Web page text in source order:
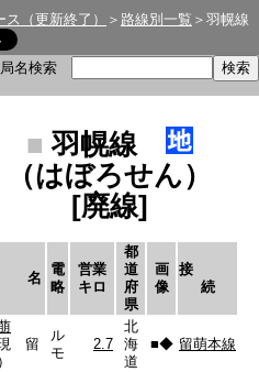
（更新終了） ＞ 路線別一覧 ＞羽幌線
名検索
■羽幌線
（はぼろせん）
[廃線]
名
電
略
営業
キロ
都
道
府
県
画
像
接
続
現 留
ル
モ
2.7
北
海
道
■◆ 留萌本線